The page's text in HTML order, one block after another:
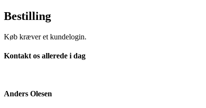
Bestilling
Køb kræver et kundelogin.
Kontakt os allerede i dag
Anders Olesen